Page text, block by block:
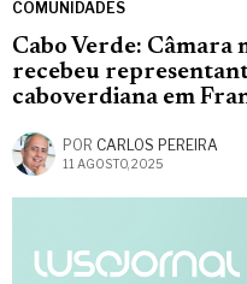
COMUNIDADES
Cabo Verde: Câmara
recebeu
caboverdiana em
POR CARLOS PEREIRA
11 AGOSTO, 2025